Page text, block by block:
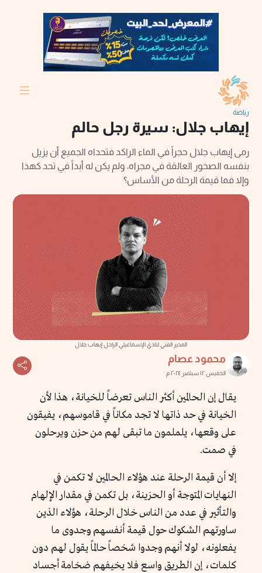
رياضة
إيهاب جلال: سيرة رجل حالم
رمى إيهاب جلال حجراً في الماء الراكد فتحداه الجميع أن يزيل
بنفسه الصخور العالقة في مجراه، ولم يكن له أبداً في تحد كهذا
وإلا فما قيمة الرحلة من الأساس؟
المدير الفني لنادي الإسماعيلي الراحل إيهاب جلال
محمود عصام
الخميس ١٢ سبتمبر ٢٠٢٤ م
يقال إن الحالمين أكثر الناس تعرضاً للخيانة، هذا لأن
الخيانة في حد ذاتها لا تجد مكاناً في قاموسهم، يفيقون
على وقعها، يلملمون ما تبقى لهم من حزن ويرحلون
في صمت.
إلا أن قيمة الرحلة عند هؤلاء الحالمين لا تكمن في
النهايات المتوجة أو الحزينة، بل تكمن في مقدار الإلهام
والتأثير في عدد من الناس خلال الرحلة، هؤلاء الذين
ساورتهم الشكوك حول قيمة أنفسهم وجدوى ما
يفعلونه، لولا أنهم وجدوا شخصاً حالماً يقول لهم دون
كلمات، إن الطريق واسع فلا يخيفهم ضخامة أجساد